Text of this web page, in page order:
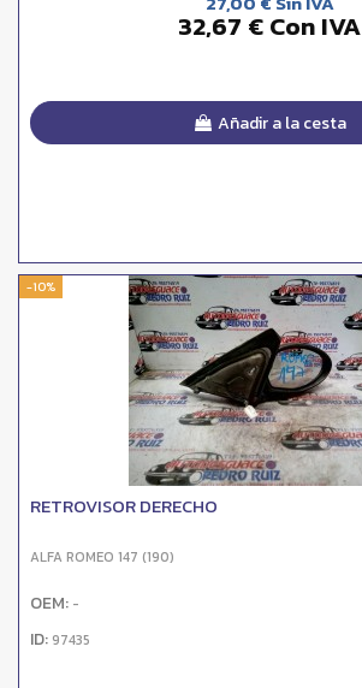
32,67 € Con IVA
Añadir a la cesta
-10%
RETROVISOR DERECHO
ALFA ROMEO 147 (190)
OEM: -
ID: 97435